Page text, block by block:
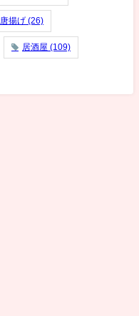
唐揚げ (26)
居酒屋 (109)